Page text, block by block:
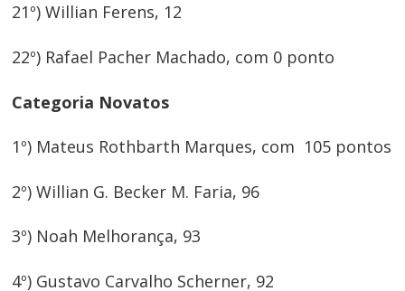
21º) Willian Ferens, 12
22º) Rafael Pacher Machado, com 0 ponto
Categoria Novatos
1º) Mateus Rothbarth Marques, com 105 pontos
2º) Willian G. Becker M. Faria, 96
3º) Noah Melhorança, 93
4º) Gustavo Carvalho Scherner, 92